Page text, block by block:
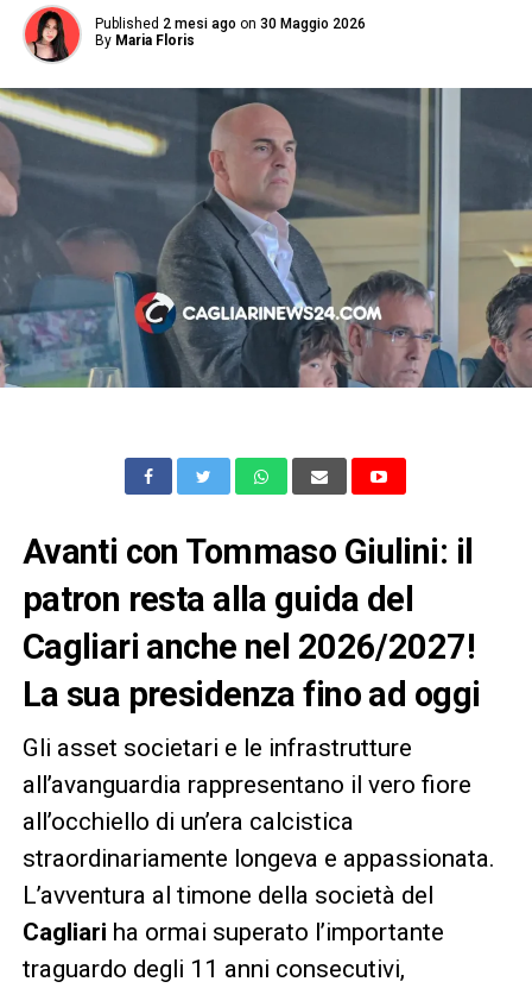
Published 2 mesi ago on 30 Maggio 2026
By Maria Floris
Avanti con Tommaso Giulini: il
patron resta alla guida del
Cagliari anche nel 2026/2027!
La sua presidenza fino ad oggi
Gli asset societari e le infrastrutture
all’avanguardia rappresentano il vero fiore
all’occhiello di un’era calcistica
straordinariamente longeva e appassionata.
L’avventura al timone della società del
Cagliari ha ormai superato l’importante
traguardo degli 11 anni consecutivi,